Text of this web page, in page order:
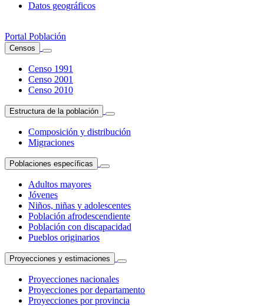
Datos geográficos
Portal Población
Censos
Censo 1991
Censo 2001
Censo 2010
Estructura de la población
Composición y distribución
Migraciones
Poblaciones específicas
Adultos mayores
Jóvenes
Niños, niñas y adolescentes
Población afrodescendiente
Población con discapacidad
Pueblos originarios
Proyecciones y estimaciones
Proyecciones nacionales
Proyecciones por departamento
Proyecciones por provincia